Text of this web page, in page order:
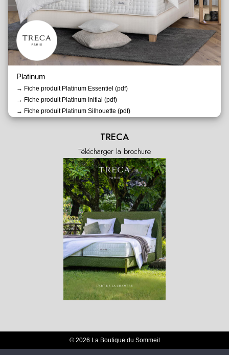
Platinum
→ Fiche produit Platinum Essentiel (pdf)
→ Fiche produit Platinum Initial (pdf)
→ Fiche produit Platinum Silhouette (pdf)
→ Fiche produit Platinum sur-matelas (pdf)
TRECA
Télécharger la brochure
© 2026 La Boutique du Sommeil